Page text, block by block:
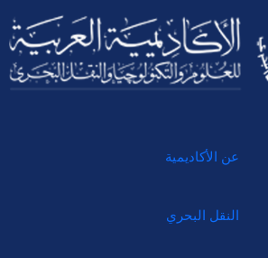
عن الأكاديمية
النقل البحري